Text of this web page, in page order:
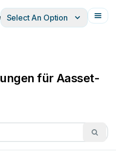
Français
Select An Option
für Aasset-